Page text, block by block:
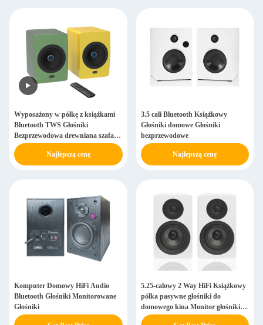
Wyposażony w półkę z książkami
Bluetooth TWS Głośniki
Bezprzewodowa drewniana szafa
HiFi Stereo głośnik
Najlepszą cenę
3.5 cali Bluetooth Książkowy
Głośniki domowe Głośniki
bezprzewodowe
Najlepszą cenę
Komputer Domowy HiFi Audio
Bluetooth Głośniki Monitorowane
Głośniki
5.25-calowy 2 Way HiFi Książkowy
półka pasywne głośniki do
domowego kina Monitor głośniki
stereo